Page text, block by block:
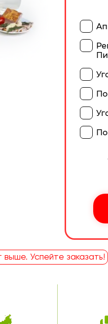
Успейте заказать!